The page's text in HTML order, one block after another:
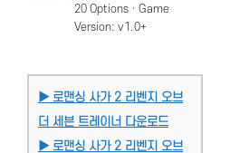
20 Options · Game
Version: v1.0+
▶ 로맨싱 사가 2 리벤지 오브
더 세븐 트레이너 다운로드
▶ 로맨싱 사가 2 리벤지 오브